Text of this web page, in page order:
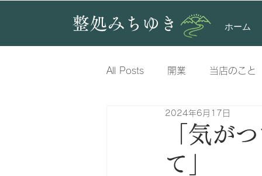
ホーム
整処みちゆき
All Posts 開業 当店のこと
脚 肩
腕
「気が
て」
2024年6月17日